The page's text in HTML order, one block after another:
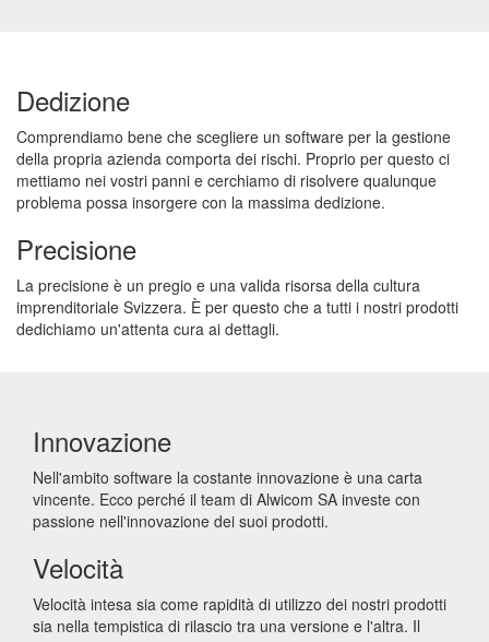
Dedizione
Comprendiamo bene che scegliere un software per la gestione
della propria azienda comporta dei rischi. Proprio per questo ci
mettiamo nei vostri panni e cerchiamo di risolvere qualunque
problema possa insorgere con la massima dedizione.
Precisione
La precisione è un pregio e una valida risorsa della cultura
imprenditoriale Svizzera. È per questo che a tutti i nostri prodotti
dedichiamo un'attenta cura ai dettagli.
Innovazione
Nell'ambito software la costante innovazione è una carta
vincente. Ecco perché il team di Alwicom SA investe con
passione nell'innovazione dei suoi prodotti.
Velocità
Velocità intesa sia come rapidità di utilizzo dei nostri prodotti
sia nella tempistica di rilascio tra una versione e l'altra. Il